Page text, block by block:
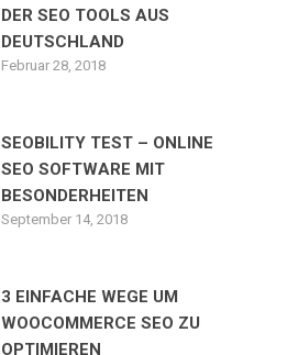
DER SEO TOOLS AUS
DEUTSCHLAND
Februar 28, 2018
SEOBILITY TEST – ONLINE
SEO SOFTWARE MIT
BESONDERHEITEN
September 14, 2018
3 EINFACHE WEGE UM
WOOCOMMERCE SEO ZU
OPTIMIEREN